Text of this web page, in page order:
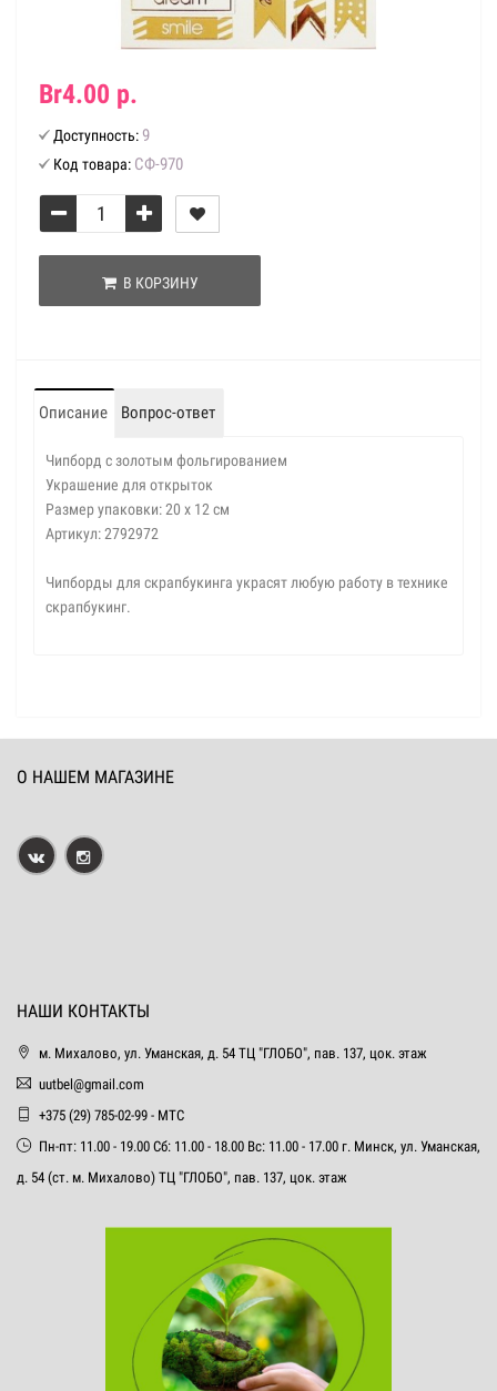
Br4.00 р.
Доступность: 9
Код товара: СФ-970
В КОРЗИНУ
Описание Вопрос-ответ
Чипборд с золотым фольгированием
Украшение для открыток
Размер упаковки: 20 х 12 см
Артикул: 2792972
Чипборды для скрапбукинга украсят любую работу в технике
скрапбукинг.
О НАШЕМ МАГАЗИНЕ
НАШИ КОНТАКТЫ
м. Михалово, ул. Уманская, д. 54 ТЦ "ГЛОБО", пав. 137, цок. этаж
uutbel@gmail.com
+375 (29) 785-02-99 - МТС
Пн-пт: 11.00 - 19.00 Сб: 11.00 - 18.00 Вс: 11.00 - 17.00 г. Минск, ул. Уманская,
д. 54 (ст. м. Михалово) ТЦ "ГЛОБО", пав. 137, цок. этаж